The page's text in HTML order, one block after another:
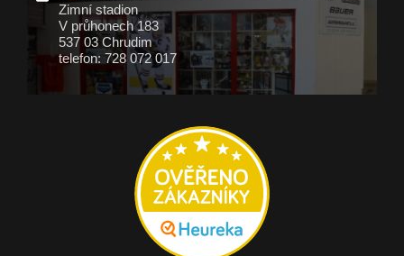
Zimní stadion
V průhonech 183
537 03 Chrudim
telefon: 728 072 017